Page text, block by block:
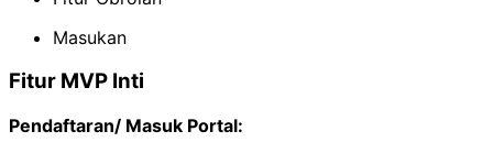
Masukan
Fitur MVP Inti
Pendaftaran/ Masuk Portal: